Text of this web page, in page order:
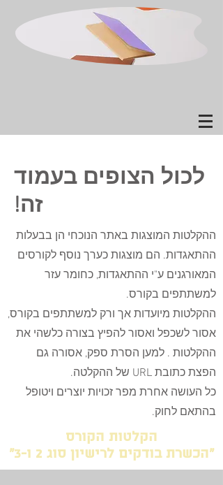
לכול הצופים בעמוד
זה!
ההקלטות המוצגות באתר הנוכחי הן בבעלות
ההתאגדות. הם מוצגות כערך נוסף לקורסים
המאורגנים ע"י ההתאגדות, כחומר עזר
למשתתפים בקורס.
ההקלטות מיועדות אך ורק למשתתפים בקורס,
אסור לשכפל ואסור להפיץ בצורה כלשהי את
ההקלטות . למען הסרת ספק, אסורה גם
הפצת כתובת URL של ההקלטה.
כל העושה אחרת מפר זכויות יוצרים ויטופל
בהתאם לחוק.
הקלטות הקורס
"הכשרת בודקים לרישיון סוג 2 ו-3"